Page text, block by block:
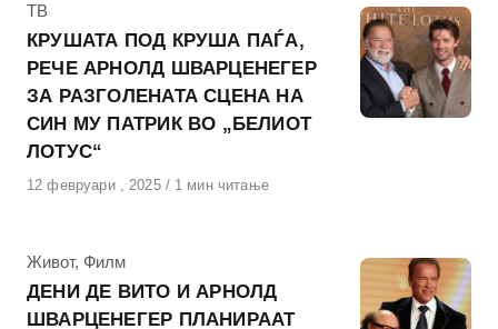
КАтегорија
ТВ
КРУШАТА ПОД КРУША ПАЃА,
РЕЧЕ АРНОЛД ШВАРЦЕНЕГЕР
ЗА РАЗГОЛЕНАТА СЦЕНА НА
СИН МУ ПАТРИК ВО „БЕЛИОТ
ЛОТУС“
Објавено
12 февруари , 2025 1 мин читање
КАтегорија
Живот, Филм
ДЕНИ ДЕ ВИТО И АРНОЛД
ШВАРЦЕНЕГЕР ПЛАНИРААТ